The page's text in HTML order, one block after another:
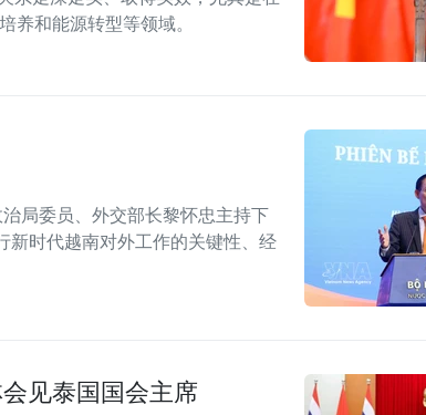
养和能源转型等领域。
局委员、外交部长黎怀忠主持下
新时代越南对外工作的关键性、经
见泰国国会主席